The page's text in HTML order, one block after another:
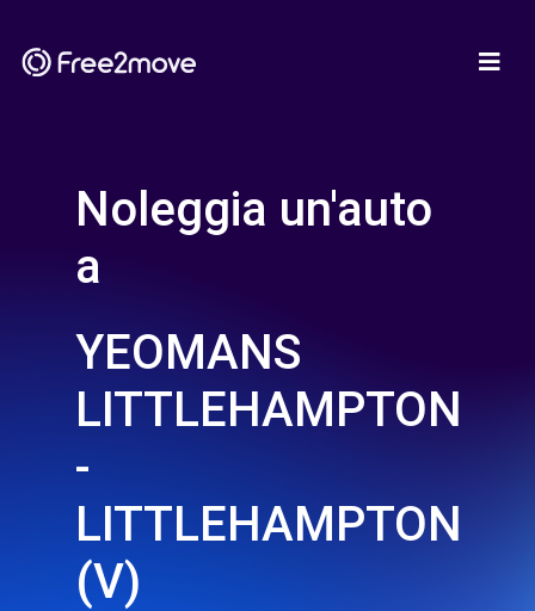
Noleggia un'auto
a
YEOMANS
LITTLEHAMPTON
-
LITTLEHAMPTON
(V)